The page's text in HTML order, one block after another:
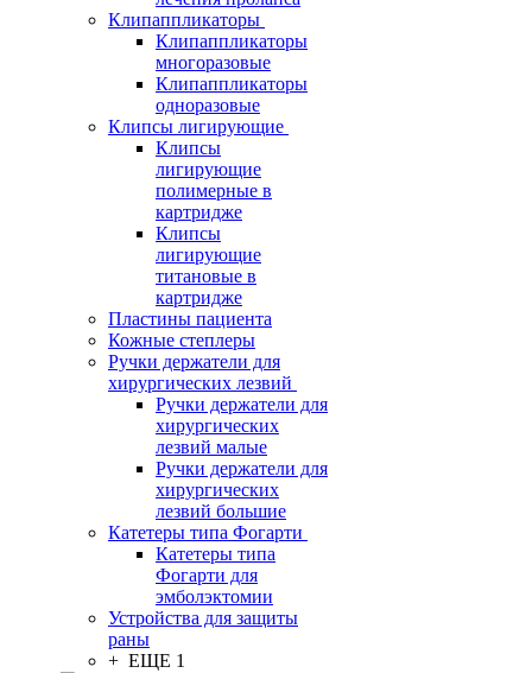
Клипаппликаторы
Клипаппликаторы
многоразовые
Клипаппликаторы
одноразовые
Клипсы лигирующие
Клипсы
лигирующие
полимерные в
картридже
Клипсы
лигирующие
титановые в
картридже
Пластины пациента
Кожные степлеры
Ручки держатели для
хирургических лезвий
Ручки держатели для
хирургических
лезвий малые
Ручки держатели для
хирургических
лезвий большие
Катетеры типа Фогарти
Катетеры типа
Фогарти для
эмболэктомии
Устройства для защиты
раны
+ ЕЩЕ 1